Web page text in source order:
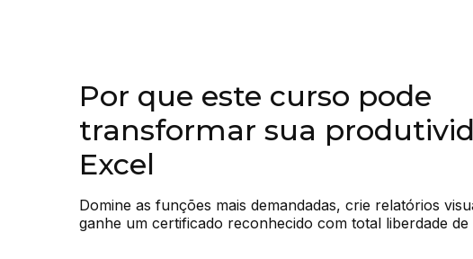
Por que este curso pode
transformar sua
Excel
Domine as funções mais demandadas, crie relatórios
ganhe um certificado reconhecido com total liberdade de